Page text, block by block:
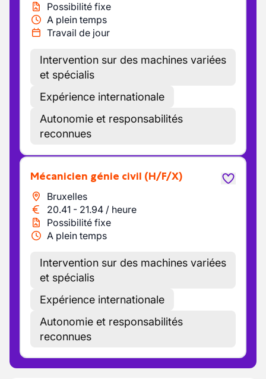
Possibilité fixe
A plein temps
Travail de jour
Intervention sur des machines variées
et spécialis
Expérience internationale
Autonomie et responsabilités
reconnues
Mécanicien génie civil (H/F/X)
Bruxelles
20.41 - 21.94 / heure
Possibilité fixe
A plein temps
Intervention sur des machines variées
et spécialis
Expérience internationale
Autonomie et responsabilités
reconnues